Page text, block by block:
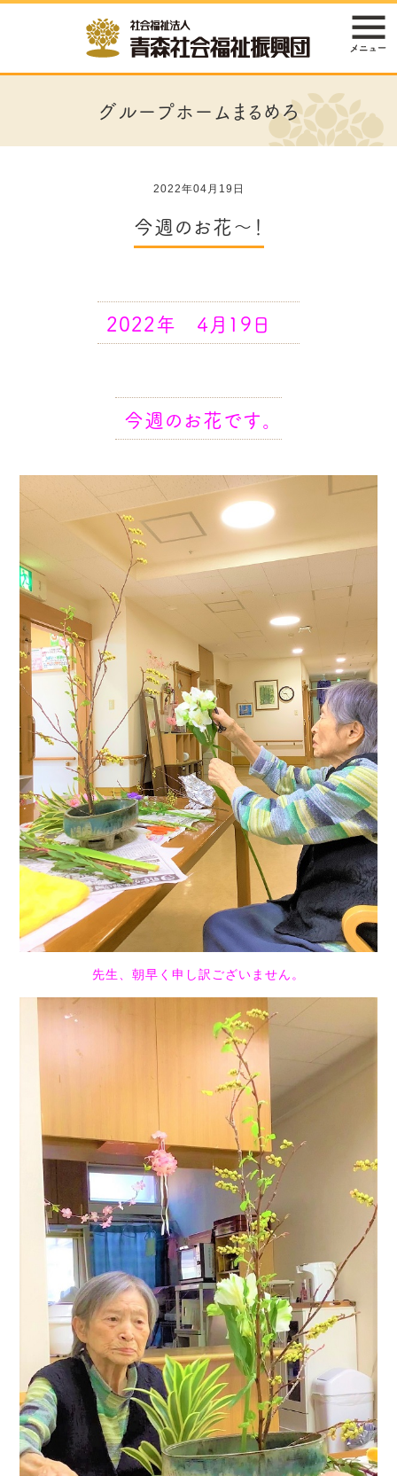
グループホームまるめろ
2022年04月19日
今週のお花～！
2022年 4月19日
今週のお花です。
先生、朝早く申し訳ございません。